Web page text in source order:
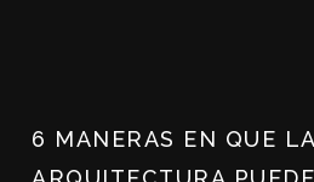
6 MANERAS EN QUE LA